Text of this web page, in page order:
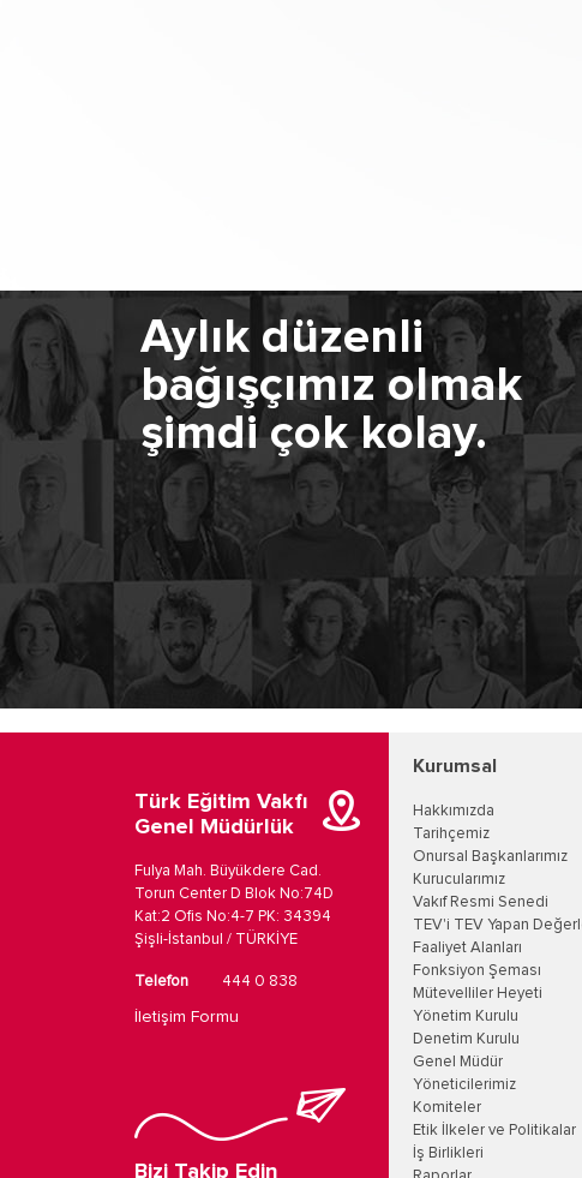
Aylık düzenli
bağışçımız olmak
şimdi çok kolay.
Türk Eğitim Vakfı
Genel Müdürlük
Fulya Mah. Büyükdere Cad.
Torun Center D Blok No:74D
Kat:2 Ofis No:4-7 PK: 34394
Şişli-İstanbul / TÜRKİYE
Telefon 444 0 838
İletişim Formu
Bizi Takip Edin
Kurumsal
Hakkımızda
Tarihçemiz
Onursal Başkanlarımız
Kurucularımız
Vakıf Resmi Senedi
TEV'i TEV Yapan
Faaliyet Alanları
Fonksiyon Şeması
Mütevelliler Heyeti
Yönetim Kurulu
Denetim Kurulu
Genel Müdür
Yöneticilerimiz
Komiteler
Etik İlkeler ve Politikalar
İş Birlikleri